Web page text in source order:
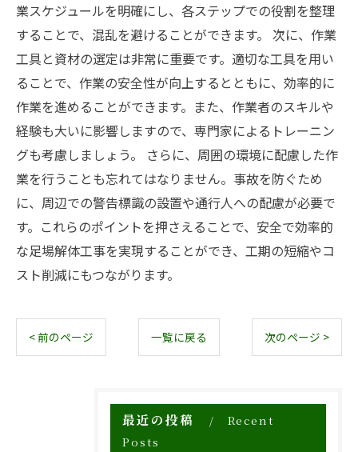
業スケジュールを明確にし、各ステップでの役割を整理
することで、混乱を避けることができます。 次に、作業
工具と資材の選定は非常に重要です。適切な工具を用い
ることで、作業の安全性が向上するとともに、効率的に
作業を進めることができます。また、作業者のスキルや
経験も大いに影響しますので、専門家によるトレーニン
グも考慮しましょう。 さらに、周囲の環境に配慮した作
業を行うことも忘れてはなりません。事故を防ぐため
に、周辺での警告標識の設置や通行人への配慮が必要で
す。これらのポイントを押さえることで、安全で効率的
な足場解体工事を実現することができ、工期の短縮やコ
スト削減にもつながります。
< 前のページ 一覧に戻る 次のページ >
最近の投稿
Recent
Posts